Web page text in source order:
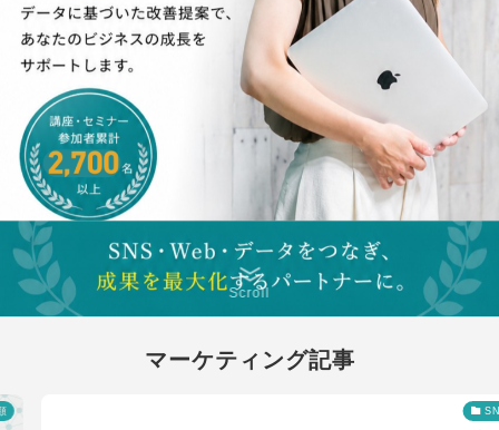
Scroll
マーケティング記事
SNS